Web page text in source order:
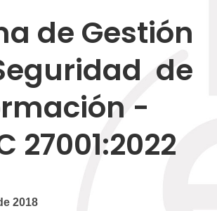
de Gestión
de
-
27001:2022
2018